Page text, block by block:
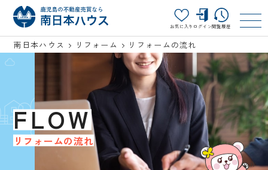
お気に入り ログイン閲覧履歴
南日本ハウス リフォーム リフォームの流れ
FLOW
リフォームの流れ